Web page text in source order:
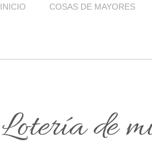
INICIO COSAS DE MAYORES
Lotería de